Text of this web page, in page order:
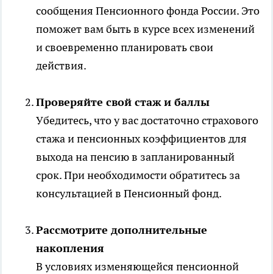
сообщения Пенсионного фонда России. Это
поможет вам быть в курсе всех изменений
и своевременно планировать свои
действия.
Проверяйте свой стаж и баллы
Убедитесь, что у вас достаточно страхового
стажа и пенсионных коэффициентов для
выхода на пенсию в запланированный
срок. При необходимости обратитесь за
консультацией в Пенсионный фонд.
Рассмотрите дополнительные
накопления
В условиях изменяющейся пенсионной